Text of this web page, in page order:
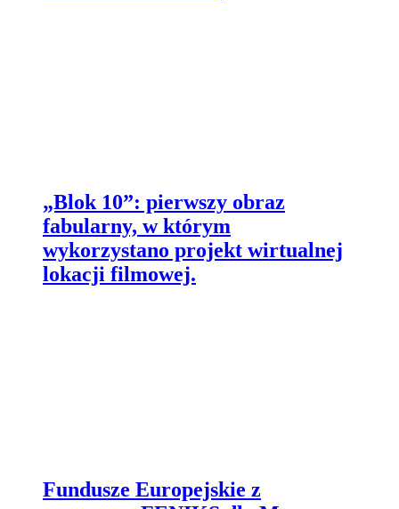
„Blok 10”: pierwszy obraz
fabularny, w którym
wykorzystano projekt wirtualnej
lokacji filmowej.
Fundusze Europejskie z